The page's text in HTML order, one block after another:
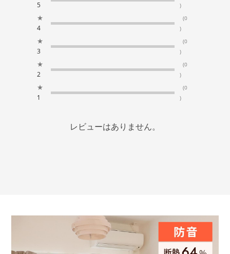
5
)
★
4
(0
)
★
3
(0
)
★
2
(0
)
★
1
(0
)
レビューはありません。